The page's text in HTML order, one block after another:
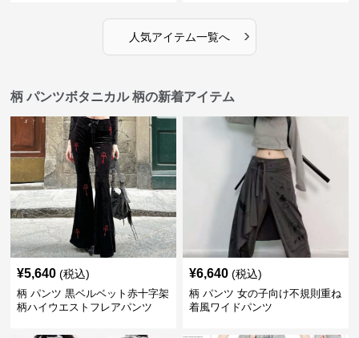
人気アイテム一覧へ ›
柄 パンツボタニカル 柄の新着アイテム
¥5,640 (税込)
柄 パンツ 黒ベルベット赤十字架
柄ハイウエストフレアパンツ
¥6,640 (税込)
柄 パンツ 女の子向け不規則重ね
着風ワイドパンツ